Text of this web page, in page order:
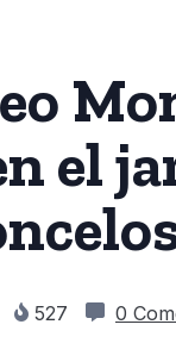
el
527 0